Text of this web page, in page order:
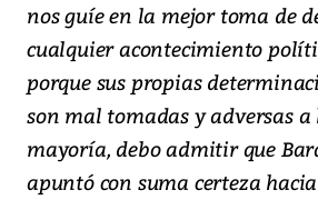
nos guíe en la mejor toma de
cualquier acontecimiento
porque sus propias
son mal tomadas y adversas
mayoría, debo admitir que
apuntó con suma certeza